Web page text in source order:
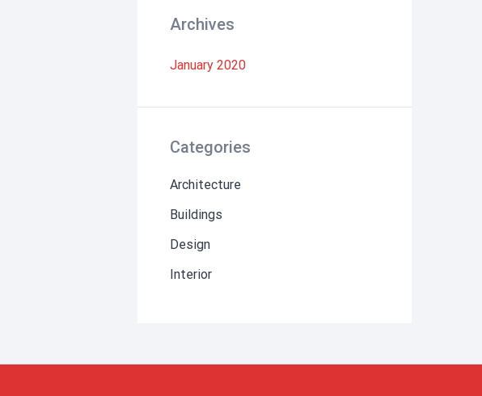
Archives
January 2020
Categories
Architecture
Buildings
Design
Interior